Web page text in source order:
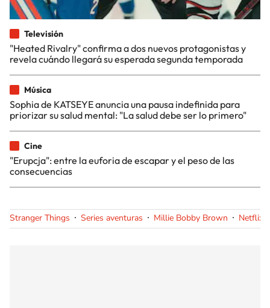
Televisión
"Heated Rivalry" confirma a dos nuevos protagonistas y
revela cuándo llegará su esperada segunda temporada
Música
Sophia de KATSEYE anuncia una pausa indefinida para
priorizar su salud mental: "La salud debe ser lo primero"
Cine
"Erupcja": entre la euforia de escapar y el peso de las
consecuencias
Stranger Things Series aventuras Millie Bobby Brown Netflix